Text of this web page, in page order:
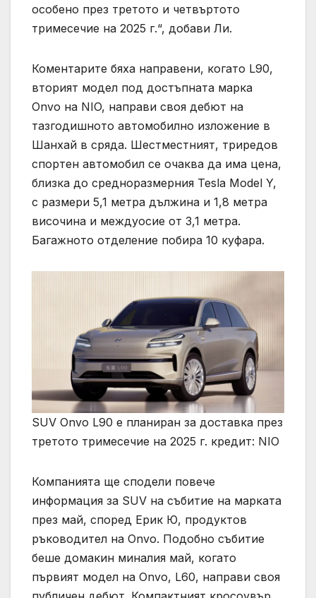
особено през третото и четвъртото
тримесечие на 2025 г.“, добави Ли.
Коментарите бяха направени, когато L90,
вторият модел под достъпната марка
Onvo на NIO, направи своя дебют на
тазгодишното автомобилно изложение в
Шанхай в сряда. Шестместният, триредов
спортен автомобил се очаква да има цена,
близка до средноразмерния Tesla Model Y,
с размери 5,1 метра дължина и 1,8 метра
височина и междуосие от 3,1 метра.
Багажното отделение побира 10 куфара.
SUV Onvo L90 е планиран за доставка през
третото тримесечие на 2025 г. кредит: NIO
Компанията ще сподели повече
информация за SUV на събитие на марката
през май, според Ерик Ю, продуктов
ръководител на Onvo. Подобно събитие
беше домакин миналия май, когато
първият модел на Onvo, L60, направи своя